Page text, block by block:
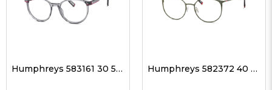
Humphreys 583161 30 50-17 Unisex Optik Gözlükler Humphreys 582372 40 51-18 Unisex Optik Gözlükler